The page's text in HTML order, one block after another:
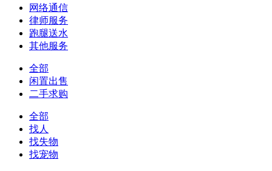
网络通信
律师服务
跑腿送水
其他服务
全部
闲置出售
二手求购
全部
找人
找失物
找宠物